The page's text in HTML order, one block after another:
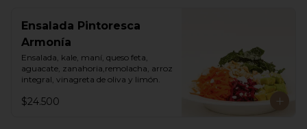
Ensalada Pintoresca
Armonía
Ensalada, kale, maní, queso feta,
aguacate, zanahoria,remolacha, arroz
integral, vinagreta de oliva y limón.
$24.500